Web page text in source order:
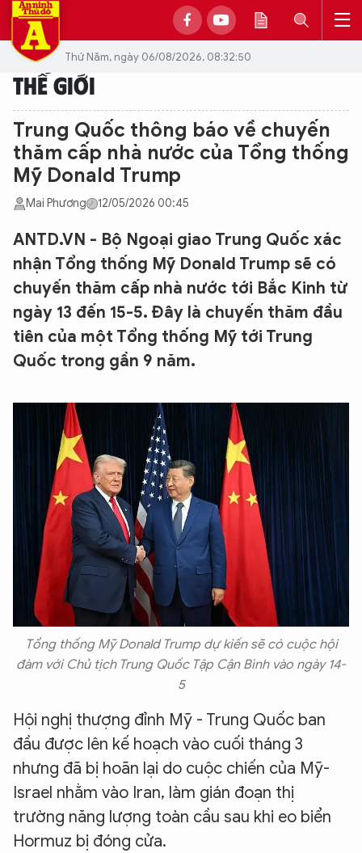
Thứ Năm, ngày 06/08/2026, 08:32:50
THẾ GIỚI
Trung Quốc thông báo về chuyến
thăm cấp nhà nước của Tổng thống
Mỹ Donald Trump
Mai Phương 12/05/2026 00:45
ANTD.VN - Bộ Ngoại giao Trung Quốc xác
nhận Tổng thống Mỹ Donald Trump sẽ có
chuyến thăm cấp nhà nước tới Bắc Kinh từ
ngày 13 đến 15-5. Đây là chuyến thăm đầu
tiên của một Tổng thống Mỹ tới Trung
Quốc trong gần 9 năm.
Tổng thống Mỹ Donald Trump dự kiến sẽ có cuộc hội
đàm với Chủ tịch Trung Quốc Tập Cận Bình vào ngày 14-
5
Hội nghị thượng đỉnh Mỹ - Trung Quốc ban
đầu được lên kế hoạch vào cuối tháng 3
nhưng đã bị hoãn lại do cuộc chiến của Mỹ-
Israel nhằm vào Iran, làm gián đoạn thị
trường năng lượng toàn cầu sau khi eo biển
Hormuz bị đóng cửa.